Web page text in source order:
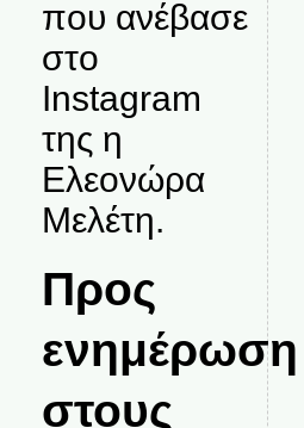
που ανέβασε
στο
Instagram
της η
Ελεονώρα
Μελέτη.
Προς
ενημέρωση
στους